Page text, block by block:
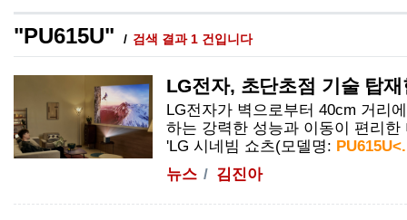
"PU615U" 검색 결과 1 건입니다
LG전자, 초단초점 기술 탑
LG전자가 벽으로부터 40cm 거리
하는 강력한 성능과 이동이 편리
'LG 시네빔 쇼츠(모델명:
뉴스
김진아